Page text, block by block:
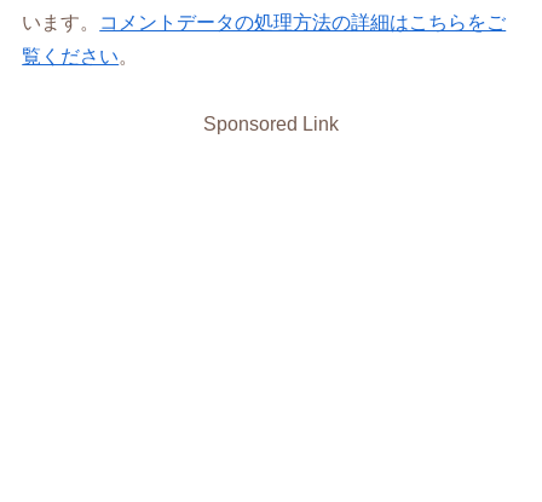
います。
コメントデータの処理方法の詳細はこちらをご
覧ください。
Sponsored Link